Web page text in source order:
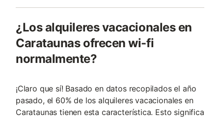
¿Los alquileres vacacionales en
Carataunas ofrecen wi-fi
normalmente?
¡Claro que sí! Basado en datos recopilados el año
pasado, el 60% de los alquileres vacacionales en
Carataunas tienen esta característica. Esto significa